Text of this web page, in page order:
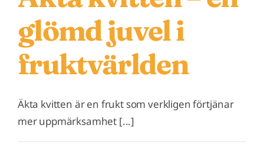
glömd juvel i
fruktvärlden
Äkta kvitten är en frukt som verkligen förtjänar
mer uppmärksamhet [...]